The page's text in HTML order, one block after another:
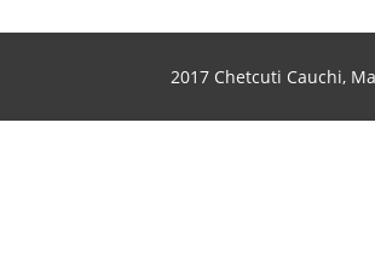
2017 Chetcuti Cauchi,